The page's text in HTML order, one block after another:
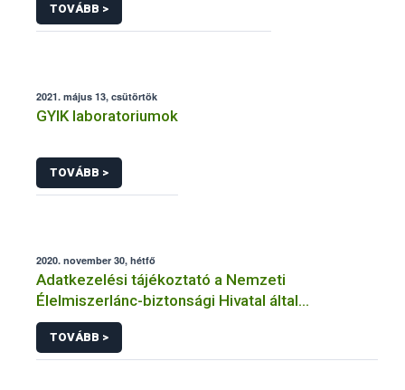
TOVÁBB >
2021. május 13, csütörtök
GYIK laboratoriumok
TOVÁBB >
2020. november 30, hétfő
Adatkezelési tájékoztató a Nemzeti
Élelmiszerlánc-biztonsági Hivatal által
üzemeltetett élelmiszerlánc-felügyeleti
információs rendszerhez (FELIR) kapcsolódó
adatkezeléséhez
TOVÁBB >